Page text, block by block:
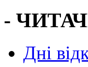
-
Дні